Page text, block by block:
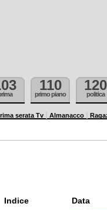
110
primo piano
120
politica
serata Tv Almanacco
Indice Data